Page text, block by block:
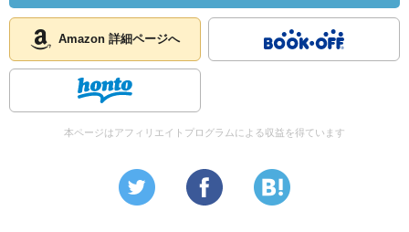
Amazon 詳細ページへ
本ページはアフィリエイトプログラムによる収益を得ています